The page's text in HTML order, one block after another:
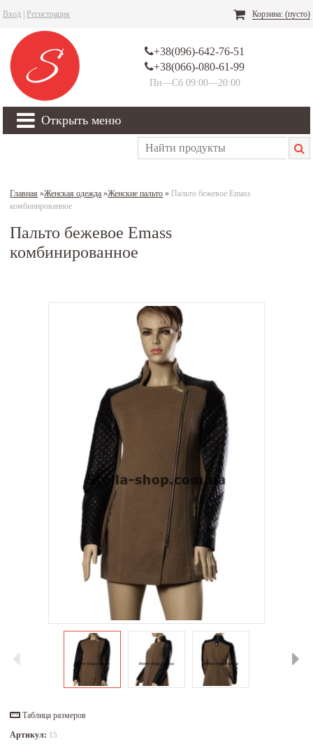
Вход Регистрация Корзина: (пусто)
+38(096)-642-76-51
+38(066)-080-61-99
Пн—Сб 09:00—20:00
Открыть меню
Главная »Женская одежда »Женские пальто » Пальто бежевое Emass
комбинированное
Пальто бежевое Emass
комбинированное
Таблица размеров
Артикул: 15